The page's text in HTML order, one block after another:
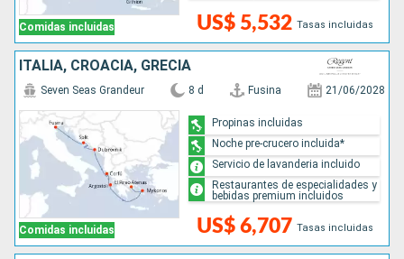
Comidas incluidas US$ 5,532 Tasas incluidas
ITALIA, CROACIA, GRECIA
Comidas incluidas
Seven Seas Grandeur 8 d Fusina 21/06/2028
US$ 6,707 Tasas incluidas
Propinas incluidas
Noche pre-crucero incluida*
Servicio de lavanderia incluido
Restaurantes de especialidades y
bebidas premium incluidos